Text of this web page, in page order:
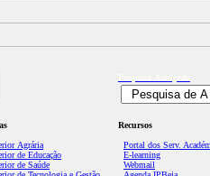
Agrária
de Educação
de Saúde
Recursos
Portal dos Serv.
E-learning
Webmail